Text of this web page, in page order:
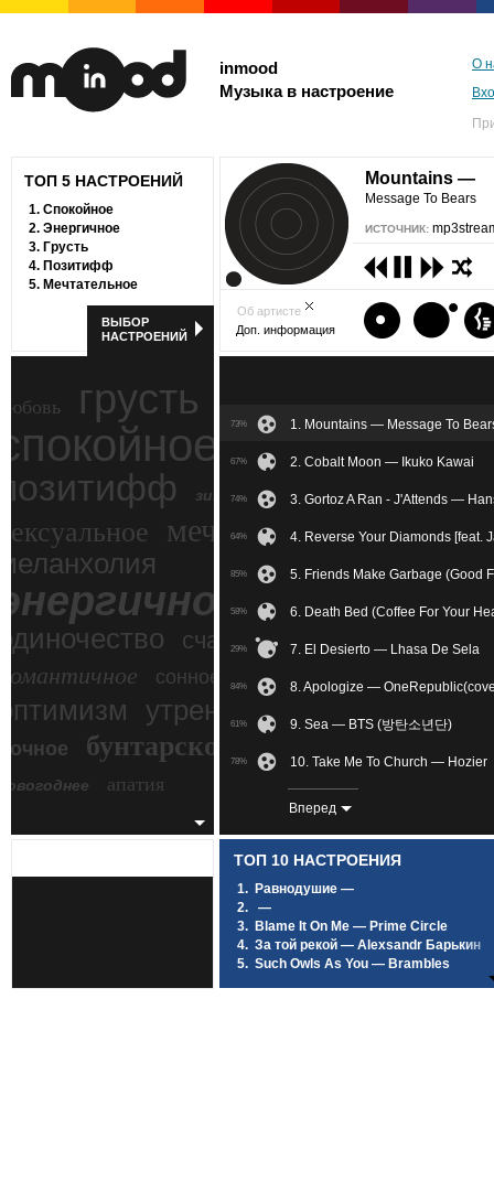
inmood
Музыка в настроение
О
ТОП 5 НАСТРОЕНИЙ
1. Спокойное
2. Энергичное
3. Грусть
4. Позитифф
5. Мечтательное
ВЫБОР
НАСТРОЕНИЙ
грусть
ностальгия
зимний экстрим
мечтательное
счастье
сонное
утреннее злость
бунтарское
беспокойное
апатия
Mountains —
Message To Bears
ИСТОЧНИК:
Об артисте
Доп. информация
73% 1. Mountains — Message To
67% 2. Cobalt Moon — Ikuko Kawai
74% 3. Gortoz A Ran - J'Attends —
64% 4. Reverse Your Diamonds [feat.
85% 5. Friends Make Garbage (Good
58% 6. Death Bed (Coffee For Your
29% 7. El Desierto — Lhasa De Sela
84% 8. Apologize —
61% 9. Sea — BTS (방탄소년단)
78% 10. Take Me To Church — Hozier
11. I'm Not The Only One — Sam
80% 12. Avalanches — IAMX
38%
77% 15. And Then I Kissed Him —
24% 16. Реквием По Мечте — Ольви
Вперед
ТОП 10 НАСТРОЕНИЯ
1. Равнодушие —
2.
—
3. Blame It On Me — Prime Circle
4. За той рекой — Alexsandr Барькин
5. Such Owls As You — Brambles
Под лунным светом — SCIRENA